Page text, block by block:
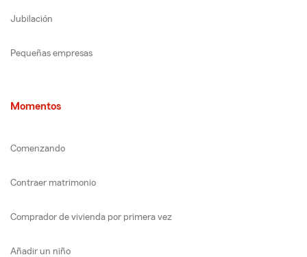
Jubilación
Pequeñas empresas
Momentos
Comenzando
Contraer matrimonio
Comprador de vivienda por primera vez
Añadir un niño